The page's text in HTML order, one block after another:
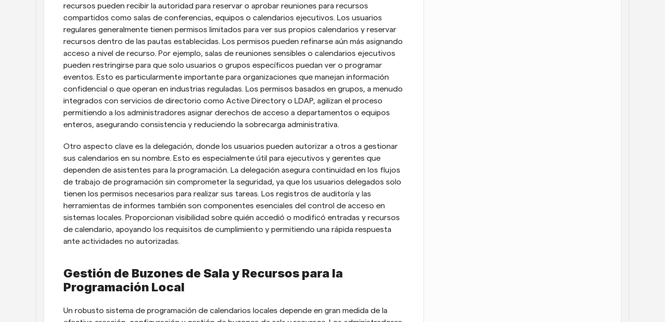
recursos pueden recibir la autoridad para reservar o aprobar reuniones para recursos
compartidos como salas de conferencias, equipos o calendarios ejecutivos. Los usuarios
regulares generalmente tienen permisos limitados para ver sus propios calendarios y reservar
recursos dentro de las pautas establecidas. Los permisos pueden refinarse aún más asignando
acceso a nivel de recurso. Por ejemplo, salas de reuniones sensibles o calendarios ejecutivos
pueden restringirse para que solo usuarios o grupos específicos puedan ver o programar
eventos. Esto es particularmente importante para organizaciones que manejan información
confidencial o que operan en industrias reguladas. Los permisos basados en grupos, a menudo
integrados con servicios de directorio como Active Directory o LDAP, agilizan el proceso
permitiendo a los administradores asignar derechos de acceso a departamentos o equipos
enteros, asegurando consistencia y reduciendo la sobrecarga administrativa.
Otro aspecto clave es la delegación, donde los usuarios pueden autorizar a otros a gestionar
sus calendarios en su nombre. Esto es especialmente útil para ejecutivos y gerentes que
dependen de asistentes para la programación. La delegación asegura continuidad en los flujos
de trabajo de programación sin comprometer la seguridad, ya que los usuarios delegados solo
tienen los permisos necesarios para realizar sus tareas. Los registros de auditoría y las
herramientas de informes también son componentes esenciales del control de acceso en
sistemas locales. Proporcionan visibilidad sobre quién accedió o modificó entradas y recursos
de calendario, apoyando los requisitos de cumplimiento y permitiendo una rápida respuesta
ante actividades no autorizadas.
Gestión de Buzones de Sala y Recursos para la
Programación Local
Un robusto sistema de programación de calendarios locales depende en gran medida de la